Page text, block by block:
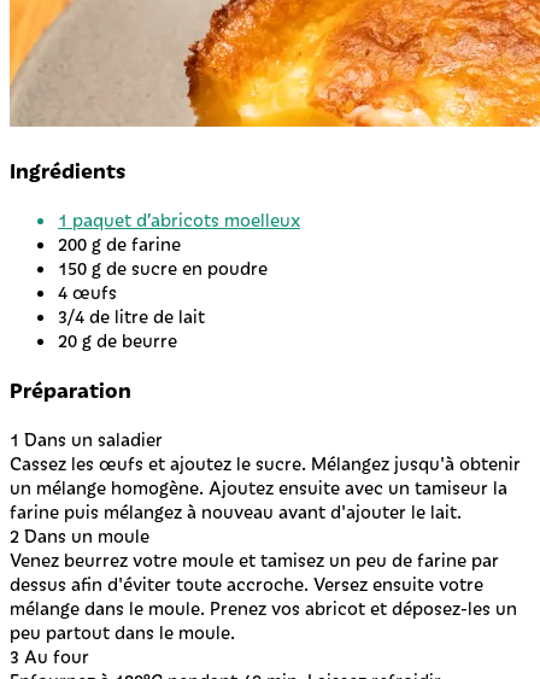
Ingrédients
1 paquet d’abricots moelleux
200 g de farine
150 g de sucre en poudre
4 œufs
3/4 de litre de lait
20 g de beurre
Préparation
1 Dans un saladier
Cassez les œufs et ajoutez le sucre. Mélangez jusqu'à obtenir
un mélange homogène. Ajoutez ensuite avec un tamiseur la
farine puis mélangez à nouveau avant d'ajouter le lait.
2 Dans un moule
Venez beurrez votre moule et tamisez un peu de farine par
dessus afin d'éviter toute accroche. Versez ensuite votre
mélange dans le moule. Prenez vos abricot et déposez-les un
peu partout dans le moule.
3 Au four